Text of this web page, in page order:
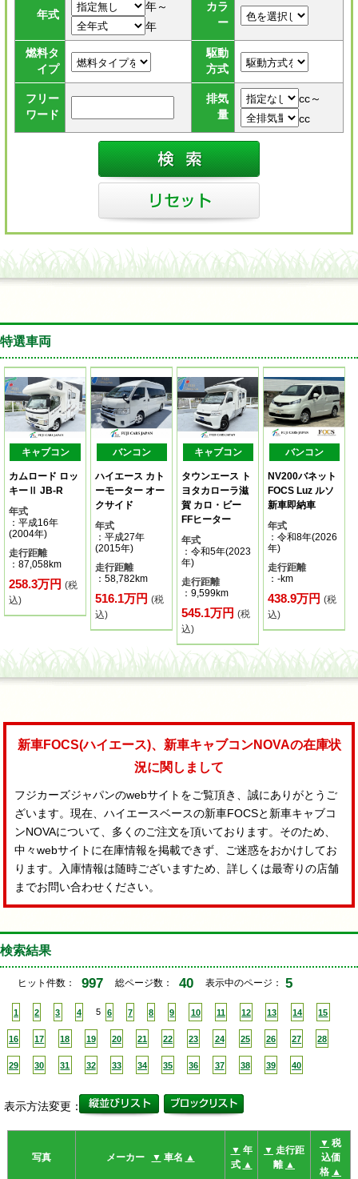
年式
年～
年
カラ
ー
燃料タ
イプ
駆動
方式
フリー
ワード
排気
量
cc～
cc
特選車両
キャブコン
カムロード ロッ
キーⅡ JB-R
年式
：平成16年
(2004年)
走行距離
：87,058km
258.3万円 (税
込)
バンコン
ハイエース カト
ーモーター オー
クサイド
年式
：平成27年
(2015年)
走行距離
：58,782km
516.1万円(税
込)
キャブコン
タウンエース ト
ヨタカローラ滋
賀 カロ・ビー
FFヒーター
年式
：令和5年(2023
年)
走行距離
：9,599km
545.1万円(税
込)
バンコン
NV200バネット
FOCS Luz ルソ
新車即納車
年式
：令和8年(2026
年)
走行距離
：-km
438.9万円(税
込)
新車FOCS(ハイエース)、新車キャブコンNOVAの在庫状
況に関しまして
フジカーズジャパンのwebサイトをご覧頂き、誠にありがとうご
ざいます。現在、ハイエースベースの新車FOCSと新車キャブコ
ンNOVAについて、多くのご注文を頂いております。そのため、
中々webサイトに在庫情報を掲載できず、ご迷惑をおかけしてお
ります。入庫情報は随時ございますため、詳しくは最寄りの店舗
までお問い合わせください。
検索結果
ヒット件数： 997 総ページ数： 40 表示中のページ： 5
1 2 3 4 5 6 7 8 9 10 11 12 13 14 15
16 17 18 19 20 21 22 23 24 25 26 27 28
29 30 31 32 33 34 35 36 37 38 39 40
表示方法変更：
写真 メーカー ▼ 車名 ▲
▼ 年
式 ▲
▼ 走行距
離 ▲
▼ 税
込価
格 ▲